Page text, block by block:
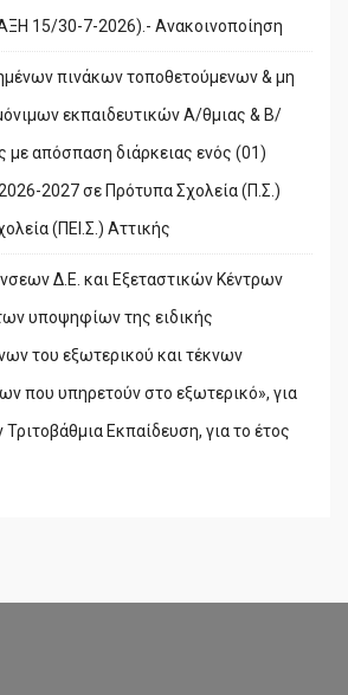
15/30-7-2026).- Ανακοινοποίηση
πινάκων τοποθετούμενων & μη
εκπαιδευτικών Α/θμιας & Β/
με απόσπαση διάρκειας ενός (01)
2027 σε Πρότυπα Σχολεία (Π.Σ.)
(ΠΕΙ.Σ.) Αττικής
Δ.Ε. και Εξεταστικών Κέντρων
υποψηφίων της ειδικής
του εξωτερικού και τέκνων
που υπηρετούν στο εξωτερικό», για
Εκπαίδευση, για το έτος